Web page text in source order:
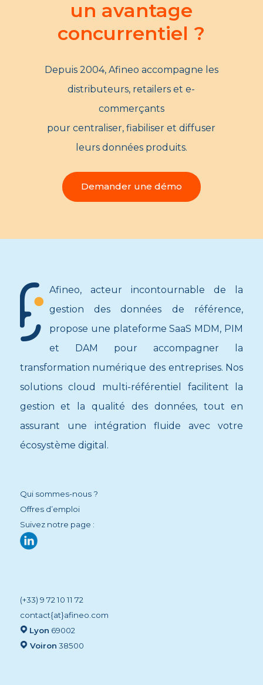
un avantage
concurrentiel ?
Depuis 2004, Afineo accompagne les
distributeurs, retailers et e-
commerçants
pour centraliser, fiabiliser et diffuser
leurs données produits.
Demander une démo
Afineo, acteur incontournable de la
gestion des données de référence,
propose une plateforme SaaS MDM, PIM
et DAM pour accompagner la
transformation numérique des entreprises. Nos
solutions cloud multi-référentiel facilitent la
gestion et la qualité des données, tout en
assurant une intégration fluide avec votre
écosystème digital.
Qui sommes-nous ?
Offres d’emploi
Suivez notre page :
(+33) 9 72 10 11 72
contact{at}afineo.com
Lyon 69002
Voiron 38500